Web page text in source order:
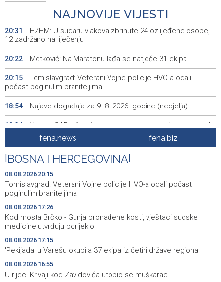
NAJNOVIJE VIJESTI
20:31
HZHM: U sudaru vlakova zbrinute 24 ozlijeđene osobe,
12 zadržano na liječenju
20:22 Metković: Na Maratonu lađa se natječe 31 ekipa
20:15
Tomislavgrad: Veterani Vojne policije HVO-a odali
počast poginulim braniteljima
18:54 Najave događaja za 9. 8. 2026. godine (nedjelja)
18:34
Vance: SAD očekuje od Irana da osigura siguran protok
nafte kroz Hormuški moreuz
18:21
Iranski šef sigurnosti: Hormuški moreuz će ostati
zatvoren dok SAD ne ispuni zahtjeve Teherana
18:09
Iran 'vrlo blizu' dogovora s Omanom o novoj Hormuškoj
brodskoj ruti
18:05
Koncertom Marije Šerifović večeras se zatvara
manifestacija 'Dani dijaspore Travnik 2026'
17:26
Kod mosta Brčko - Gunja pronađene kosti, vještaci
sudske medicine utvrđuju porijeklo
17:15
'Pekijada' u Varešu okupila 37 ekipa iz četiri države
regiona
fena.news fena.biz
BOSNA I HERCEGOVINA
08.08.2026 20:15
Tomislavgrad: Veterani Vojne policije HVO-a odali počast
poginulim braniteljima
08.08.2026 17:26
Kod mosta Brčko - Gunja pronađene kosti, vještaci sudske
medicine utvrđuju porijeklo
08.08.2026 17:15
'Pekijada' u Varešu okupila 37 ekipa iz četiri države regiona
08.08.2026 16:55
U rijeci Krivaji kod Zavidovića utopio se muškarac